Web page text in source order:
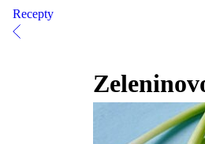
Recepty